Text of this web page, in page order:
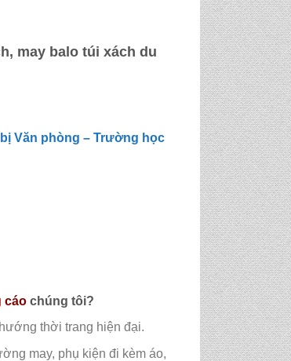
may balo túi xách du
Văn phòng – Trường học
cáo chúng tôi?
thời trang hiện đại.
may, phụ kiện đi kèm áo,